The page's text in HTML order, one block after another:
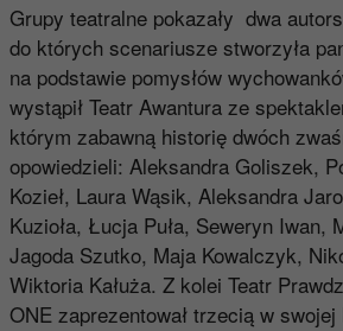
Grupy teatralne pokazały dwa
do których scenariusze stworzyła
na podstawie pomysłów
wystąpił Teatr Awantura ze
którym zabawną historię dwóch
opowiedzieli: Aleksandra Goliszek,
Kozieł, Laura Wąsik, Aleksandra
Kuzioła, Łucja Puła, Seweryn Iwan,
Jagoda Szutko, Maja Kowalczyk,
Wiktoria Kałuża. Z kolei Teatr
ONE zaprezentował trzecią w